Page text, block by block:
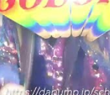
YEAH)
YEAH)